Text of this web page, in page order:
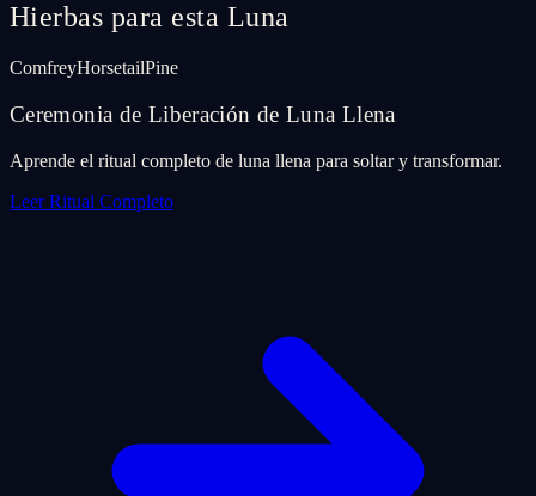
Hierbas para esta Luna
ComfreyHorsetailPine
Ceremonia de Liberación de Luna Llena
Aprende el ritual completo de luna llena para soltar y transformar.
Leer Ritual Completo